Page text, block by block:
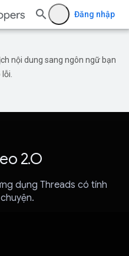
Đăng nhập
nội dung sang ngôn ngữ bạn
2.O
dụng Threads có tính